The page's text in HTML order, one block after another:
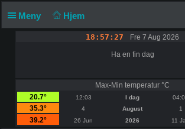
Meny Hjem
18:57:27 Fre 7 Aug 2026
Ha en fin dag
Max-Min temperatur °C
20.7°
12:03 I dag
35.3°
4 August 1
39.2°
26 Jun 2026 11